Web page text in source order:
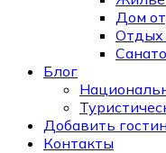
Дом
Отдых
Блог
Добавить
Контакты